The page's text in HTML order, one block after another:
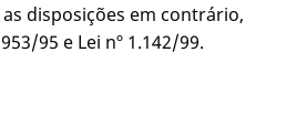
disposições em contrário,
95 e Lei nº 1.142/99.